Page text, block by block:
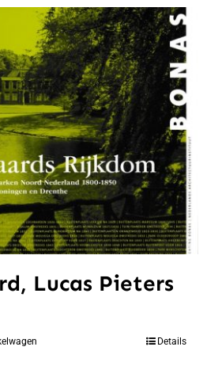
Lucas Pieters
Details